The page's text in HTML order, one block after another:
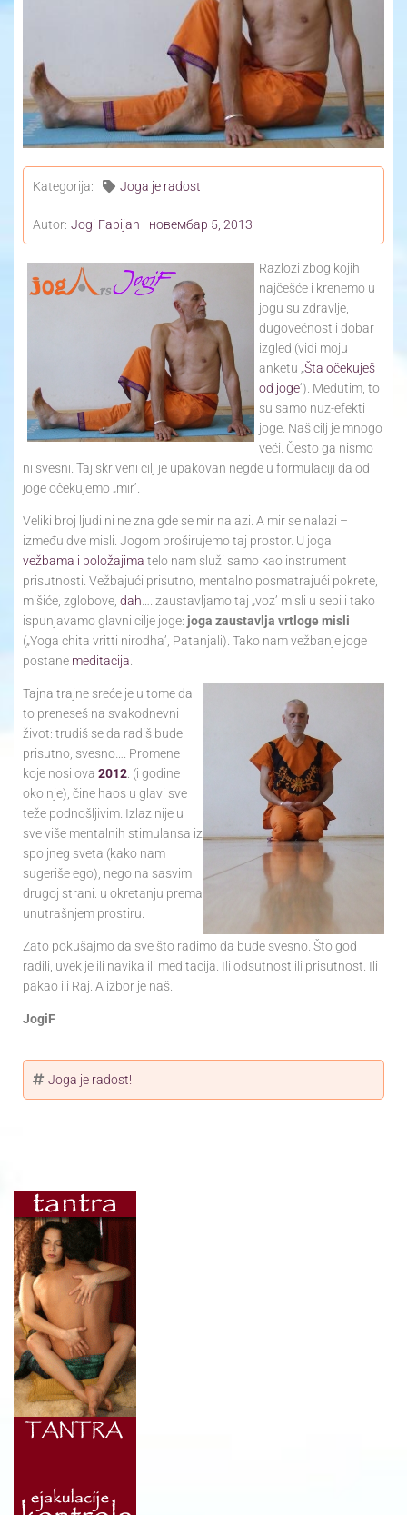
Yoga Travel
Blog
Joga
Kontakt
Kategorija: Joga je radost
Autor: Jogi Fabijan новембар 5, 2013
Razlozi zbog kojih
najčešće i krenemo u
jogu su zdravlje,
dugovečnost i dobar
izgled (vidi moju
anketu „Šta očekuješ
od joge‘). Međutim, to
su samo nuz-efekti
joge. Naš cilj je mnogo
veći. Često ga nismo
ni svesni. Taj skriveni cilj je upakovan negde u formulaciji da od
joge očekujemo „mir’.
Veliki broj ljudi ni ne zna gde se mir nalazi. A mir se nalazi –
između dve misli. Jogom proširujemo taj prostor. U joga
vežbama i položajima telo nam služi samo kao instrument
prisutnosti. Vežbajući prisutno, mentalno posmatrajući pokrete,
mišiće, zglobove, dah…. zaustavljamo taj „voz’ misli u sebi i tako
ispunjavamo glavni cilje joge: joga zaustavlja vrtloge misli
(„Yoga chita vritti nirodha’, Patanjali). Tako nam vežbanje joge
postane meditacija.
Tajna trajne sreće je u tome da
to preneseš na svakodnevni
život: trudiš se da radiš bude
prisutno, svesno…. Promene
koje nosi ova 2012. (i godine
oko nje), čine haos u glavi sve
teže podnošljivim. Izlaz nije u
sve više mentalnih stimulansa iz
spoljneg sveta (kako nam
sugeriše ego), nego na sasvim
drugoj strani: u okretanju prema
unutrašnjem prostiru.
Zato pokušajmo da sve što radimo da bude svesno. Što god
radili, uvek je ili navika ili meditacija. Ili odsutnost ili prisutnost. Ili
pakao ili Raj. A izbor je naš.
JogiF
Joga je radost!